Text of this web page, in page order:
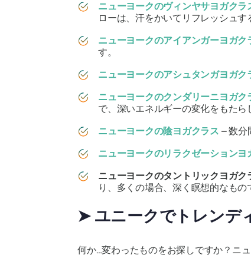
ニューヨークのヴィンヤサヨガクラ
ローは、汗をかいてリフレッシュす
ニューヨークのアイアンガーヨガク
す。
ニューヨークのアシュタンガヨガク
ニューヨークのクンダリーニヨガク
で、深いエネルギーの変化をもたら
ニューヨークの陰ヨガクラス – 数分
ニューヨークのリラクゼーションヨ
ニューヨークのタントリックヨガク
り、多くの場合、深く瞑想的なもの
➤ ユニークでトレンデ
何か…変わったものをお探しですか？ニ